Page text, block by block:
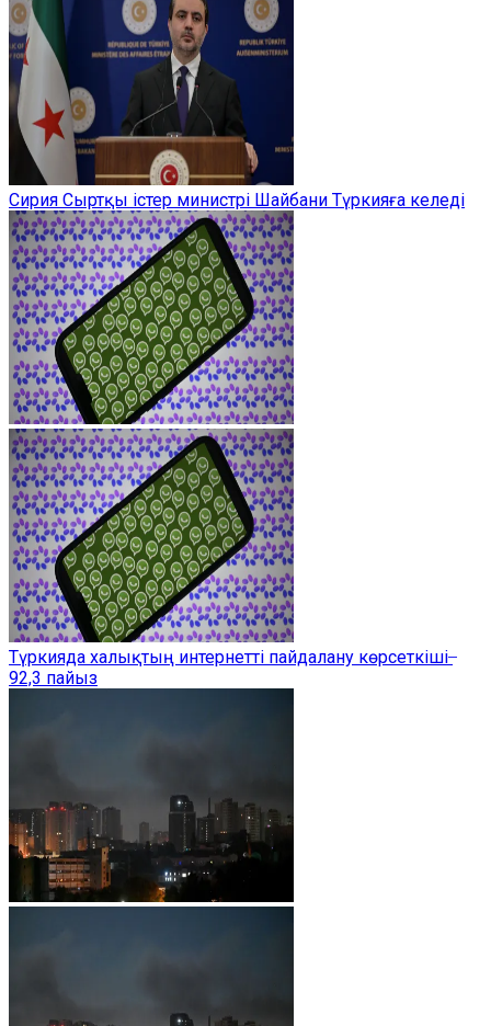
Сирия Сыртқы істер министрі Шайбани Түркияға келеді
Түркияда халықтың интернетті пайдалану көрсеткіші ̶
92,3 пайыз